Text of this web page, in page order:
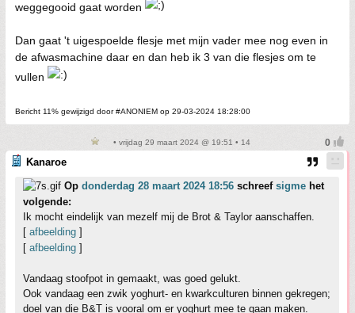
weggegooid gaat worden
Dan gaat 't uigespoelde flesje met mijn vader mee nog even in
de afwasmachine daar en dan heb ik 3 van die flesjes om te
vullen
Bericht 11% gewijzigd door #ANONIEM op 29-03-2024 18:28:00
• vrijdag 29 maart 2024 @ 19:51 • 14
Kanaroe
Op donderdag 28 maart 2024 18:56 schreef sigme het
volgende:
Ik mocht eindelijk van mezelf mij de Brot & Taylor aanschaffen.
[ afbeelding ]
[ afbeelding ]
Vandaag stoofpot in gemaakt, was goed gelukt.
Ook vandaag een zwik yoghurt- en kwarkculturen binnen gekregen;
doel van die B&T is vooral om er yoghurt mee te gaan maken.